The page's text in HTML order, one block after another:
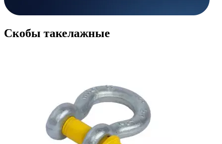
Скобы такелажные